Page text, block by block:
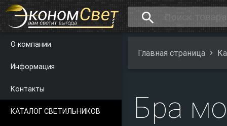
search
О компании
Информация
Контакты
КАТАЛОГ СВЕТИЛЬНИКОВ
Главная страница
Бра